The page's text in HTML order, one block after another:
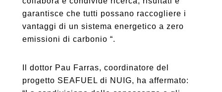
garantisce che tutti possano raccogliere i
vantaggi di un sistema energetico a zero
emissioni di carbonio “.
Il dottor Pau Farras, coordinatore del
progetto SEAFUEL di NUIG, ha affermato: